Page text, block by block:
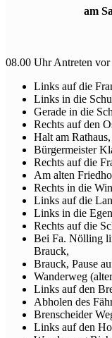
am
08.00 Uhr Antreten vor
Links auf die
Links in die
Gerade in die
Rechts auf den
Halt am
Bürgermeister
Rechts auf die
Am alten
Rechts in die
Links auf die
Links in die
Rechts auf die
Bei Fa. Nölling
Brauck,
Brauck, Pause
Wanderweg
Links auf den
Abholen des
Brenscheider
Links auf den